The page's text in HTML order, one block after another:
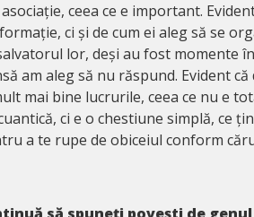
ceea ce e important.
ci și de cum ei aleg să se
lor, deși au fost momente
am aleg să nu răspund. Evident
mai bine lucrurile, ceea ce nu e
ci e o chestiune simplă, ce
a te rupe de obiceiul conform